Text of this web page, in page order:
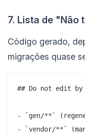
7. Lista de "Não
Código gerado,
migrações quase
## Do not edit by
- `gen/**`
- `vendor/**`